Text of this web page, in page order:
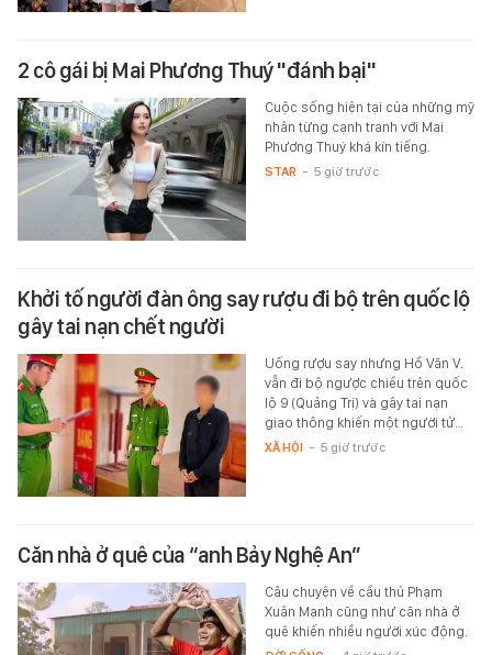
2 cô gái bị Mai Phương Thuý "đánh bại"
Cuộc sống hiện tại của những mỹ
nhân từng cạnh tranh với Mai
Phương Thuý khá kín tiếng.
STAR - 5 giờ trước
Khởi tố người đàn ông say rượu đi bộ trên quốc lộ
gây tai nạn chết người
Uống rượu say nhưng Hồ Văn V.
vẫn đi bộ ngược chiều trên quốc
lộ 9 (Quảng Trị) và gây tai nạn
giao thông khiến một người tử…
XÃ HỘI - 5 giờ trước
Căn nhà ở quê của “anh Bảy Nghệ An”
Câu chuyện về cầu thủ Phạm
Xuân Mạnh cũng như căn nhà ở
quê khiến nhiều người xúc động.